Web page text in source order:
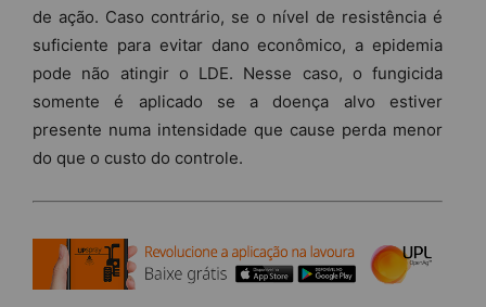
de ação. Caso contrário, se o nível de resistência é
suficiente para evitar dano econômico, a epidemia
pode não atingir o LDE. Nesse caso, o fungicida
somente é aplicado se a doença alvo estiver
presente numa intensidade que cause perda menor
do que o custo do controle.